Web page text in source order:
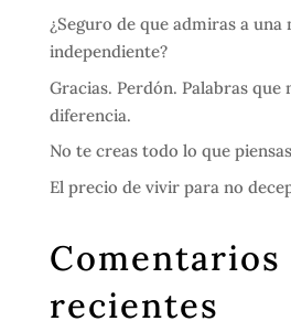
¿Seguro de que admiras a
independiente?
Gracias. Perdón. Palabras que
diferencia.
No te creas todo lo que piensas
El precio de vivir para no
Comentarios
recientes